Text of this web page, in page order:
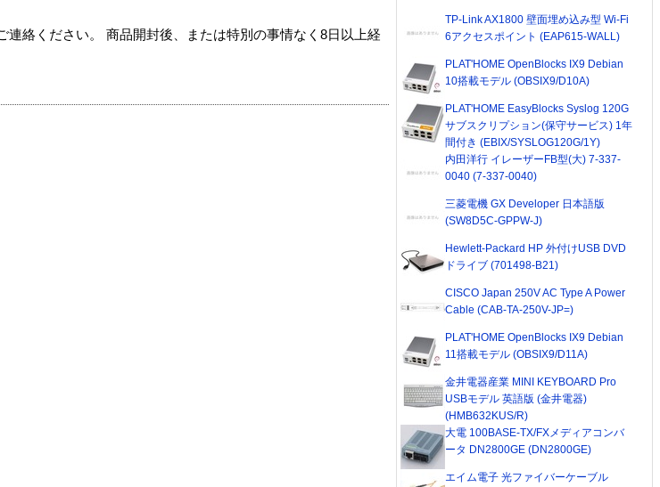
絡ください。 商品開封後、または特別の事情なく8日以上経
TP-Link AX1800 壁面埋め込み型 Wi-Fi
6アクセスポイント (EAP615-WALL)
PLAT'HOME OpenBlocks IX9 Debian
10搭載モデル (OBSIX9/D10A)
PLAT'HOME EasyBlocks Syslog 120G
サブスクリプション(保守サービス) 1年
間付き (EBIX/SYSLOG120G/1Y)
内田洋行 イレーザーFB型(大) 7-337-
0040 (7-337-0040)
三菱電機 GX Developer 日本語版
(SW8D5C-GPPW-J)
Hewlett-Packard HP 外付けUSB DVD
ドライブ (701498-B21)
CISCO Japan 250V AC Type A Power
Cable (CAB-TA-250V-JP=)
PLAT'HOME OpenBlocks IX9 Debian
11搭載モデル (OBSIX9/D11A)
金井電器産業 MINI KEYBOARD Pro
USBモデル 英語版 (金井電器)
(HMB632KUS/R)
大電 100BASE-TX/FXメディアコンバ
ータ DN2800GE (DN2800GE)
エイム電子 光ファイバーケーブル